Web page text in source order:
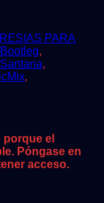
PARA
Bootleg,
,
,
el
Póngase en
acceso.